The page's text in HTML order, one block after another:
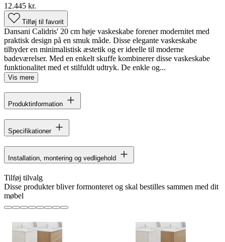
12.445 kr.
Tilføj til favorit
Dansani Calidris' 20 cm høje vaskeskabe forener modernitet med
praktisk design på en smuk måde. Disse elegante vaskeskabe
tilbyder en minimalistisk æstetik og er ideelle til moderne
badeværelser. Med en enkelt skuffe kombinerer disse vaskeskabe
funktionalitet med et stilfuldt udtryk. De enkle og...
Vis mere
Produktinformation
Specifikationer
Installation, montering og vedligehold
Tilføj tilvalg
Disse produkter bliver formonteret og skal bestilles sammen med dit
møbel